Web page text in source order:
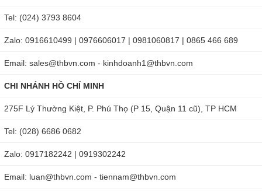
Tel: (024) 3793 8604
Zalo: 0916610499 | 0976606017 | 0981060817 | 0865 466 689
Email: sales@thbvn.com - kinhdoanh1@thbvn.com
CHI NHÁNH HỒ CHÍ MINH
275F Lý Thường Kiệt, P. Phú Thọ (P 15, Quận 11 cũ), TP HCM
Tel: (028) 6686 0682
Zalo: 0917182242 | 0919302242
Email: luan@thbvn.com - tiennam@thbvn.com